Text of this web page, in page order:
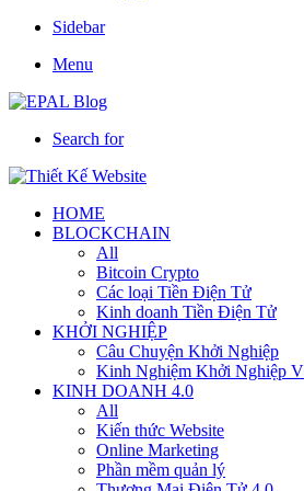
Sidebar
Menu
Search for
HOME
BLOCKCHAIN
All
Bitcoin Crypto
Các loại Tiền Điện Tử
Kinh doanh Tiền Điện Tử
KHỞI NGHIỆP
Câu Chuyện Khởi Nghiệp
Kinh Nghiệm Khởi Nghiệp
KINH DOANH 4.0
All
Kiến thức Website
Online Marketing
Phần mềm quản lý